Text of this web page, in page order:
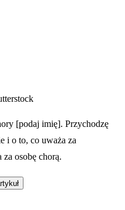
[podaj imię]. Przychodzę
i o to, co uważa za
osobę chorą.